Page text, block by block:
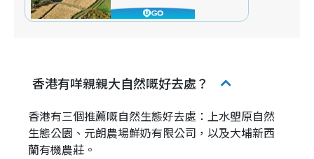
香港有咩親親大自然嘅好去處？
香港有三個推薦嘅自然生態好去處：上水塱原自然
生態公園、元朗農場鮮奶有限公司，以及大埔新西
蘭有機農莊。